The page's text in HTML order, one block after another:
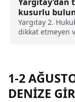
kusurlu
Yargıtay 2.
dikkat etmeyen
lira tazminat
1-2
DENİZE